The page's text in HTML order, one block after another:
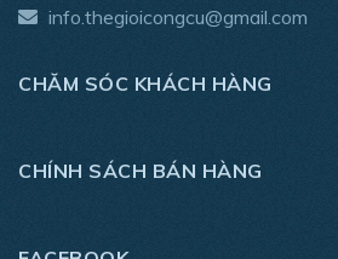
info.thegioicongcu@gmail.com
CHĂM SÓC KHÁCH HÀNG
CHÍNH SÁCH BÁN HÀNG